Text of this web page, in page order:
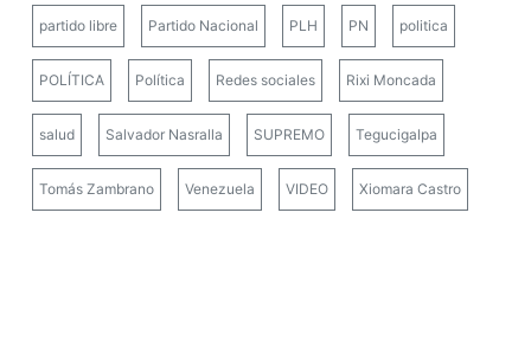
partido libre Partido Nacional PLH PN politica
POLÍTICA Política Redes sociales Rixi Moncada
salud Salvador Nasralla SUPREMO Tegucigalpa
Tomás Zambrano Venezuela VIDEO Xiomara Castro